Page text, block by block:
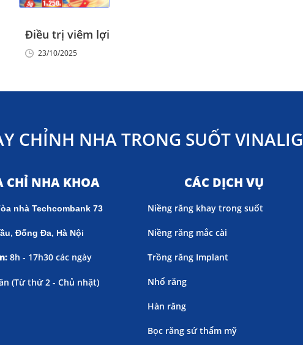
Điều trị viêm lợi
23/10/2025
CHỈNH NHA TRONG SUỐT
CHỈ NHA KHOA
nhà Techcombank 73
Đống Đa, Hà Nội
8h - 17h30 các ngày
(Từ thứ 2 - Chủ nhật)
CÁC DỊCH VỤ
Niềng răng khay trong suốt
Niềng răng mắc cài
Trồng răng Implant
Nhổ răng
Hàn răng
Bọc răng sứ thẩm mỹ